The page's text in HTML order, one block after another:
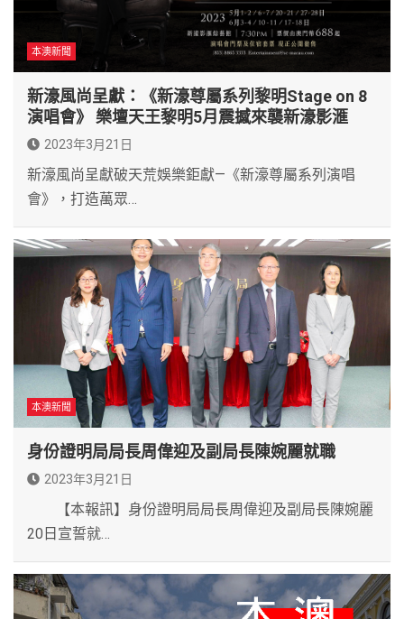
本澳新聞
新濠風尚呈獻：《新濠尊屬系列黎明Stage on 8
演唱會》 樂壇天王黎明5月震撼來襲新濠影滙
2023年3月21日
新濠風尚呈獻破天荒娛樂鉅獻—《新濠尊屬系列演唱
會》，打造萬眾…
本澳新聞
身份證明局局長周偉迎及副局長陳婉麗就職
2023年3月21日
【本報訊】身份證明局局長周偉迎及副局長陳婉麗
20日宣誓就…